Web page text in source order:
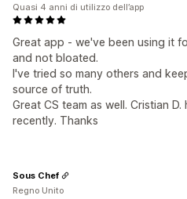
Great app - we've been using it
and not bloated.
I've tried so many others and
source of truth.
Great CS team as well. Cristian
recently. Thanks
Quasi 4 anni di utilizzo dell’app
Sous Chef
Regno Unito